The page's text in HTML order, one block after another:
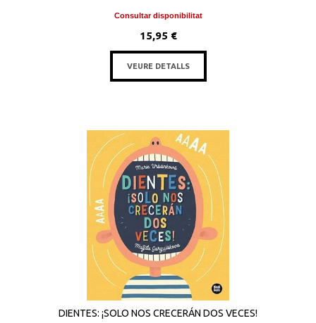
Consultar disponibilitat
15,95 €
VEURE DETALLS
DIENTES: ¡SOLO NOS CRECERÁN DOS VECES!